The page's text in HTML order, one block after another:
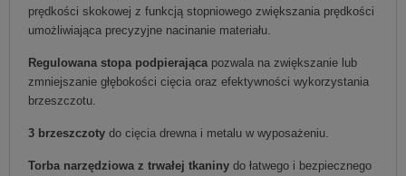
prędkości skokowej z funkcją stopniowego zwiększania prędkości
umożliwiająca precyzyjne nacinanie materiału.
Regulowana stopa podpierająca pozwala na zwiększanie lub
zmniejszanie głębokości cięcia oraz efektywności wykorzystania
brzeszczotu.
3 brzeszczoty do cięcia drewna i metalu w wyposażeniu.
Torba narzędziowa z trwałej tkaniny do łatwego i bezpiecznego